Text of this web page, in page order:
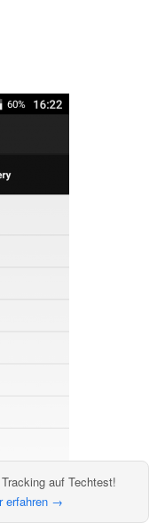
auf Techtest!
erfahren →